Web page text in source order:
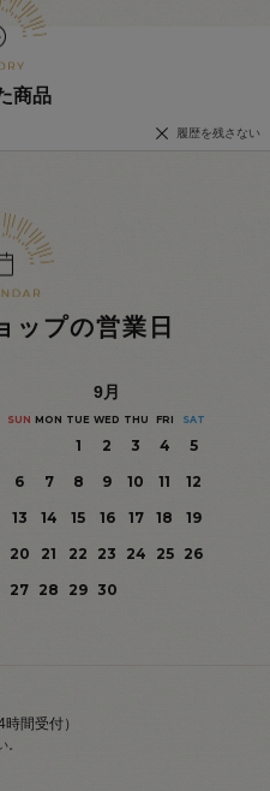
商品
履歴を残さない
ップの営業日
9月
SUN MON TUE WED THU FRI SAT
1 2 3 4
5
6
7 8 9 10 11
12
13
14 15 16 17 18
19
20
21 22 23 24 25
26
27 28 29 30
間受付）
。